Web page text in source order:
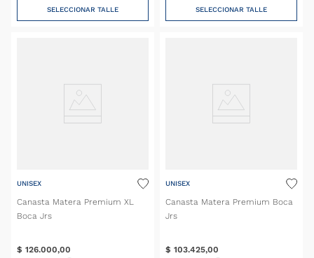
SELECCIONAR TALLE SELECCIONAR TALLE
UNISEX
Canasta Matera Premium XL
Boca Jrs
$ 126.000,00
UNISEX
Canasta Matera Premium Boca
Jrs
$ 103.425,00